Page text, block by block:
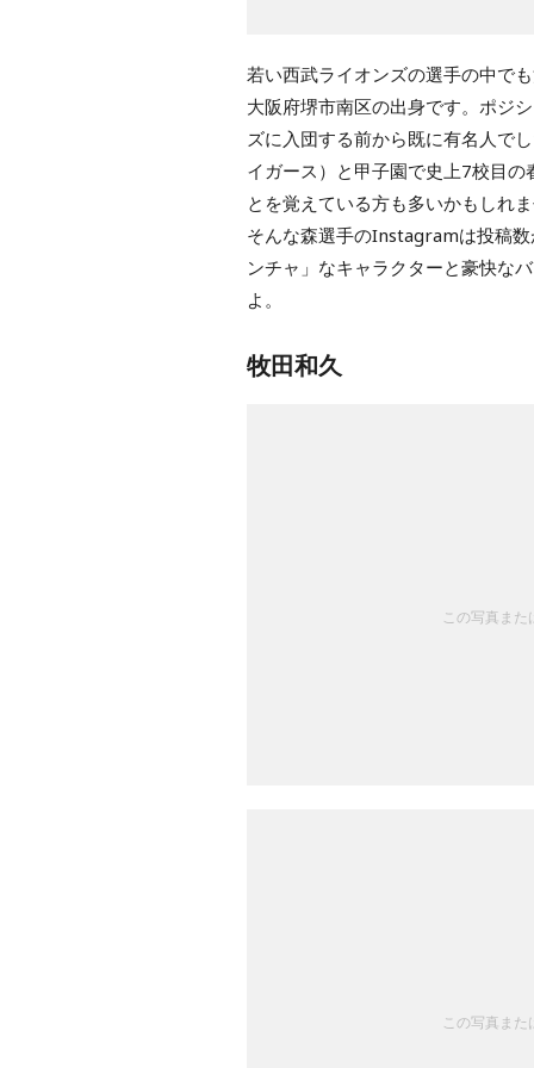
若い西武ライオンズの選手の中で
大阪府堺市南区の出身です。ポジ
ズに入団する前から既に有名人で
イガース）と甲子園で史上7校目
とを覚えている方も多いかもしれ
そんな森選手のInstagramは投稿
ンチャ」なキャラクターと豪快な
よ。
牧田和久
この写真ま
この写真ま